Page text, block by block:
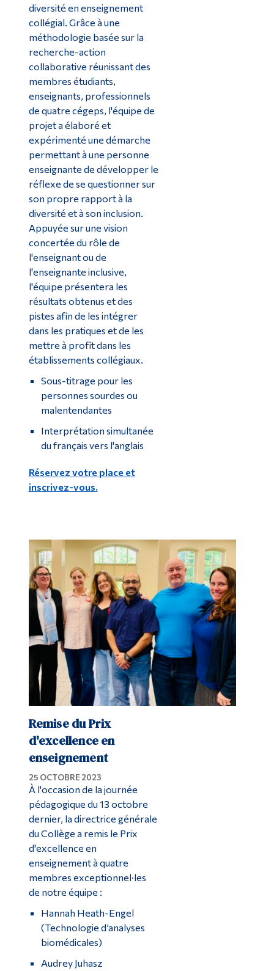
diversité en enseignement
collégial. Grâce à une
méthodologie basée sur la
recherche-action
collaborative réunissant des
membres étudiants,
enseignants, professionnels
de quatre cégeps, l'équipe de
projet a élaboré et
expérimenté une démarche
permettant à une personne
enseignante de développer le
réflexe de se questionner sur
son propre rapport à la
diversité et à son inclusion.
Appuyée sur une vision
concertée du rôle de
l'enseignant ou de
l'enseignante inclusive,
l'équipe présentera les
résultats obtenus et des
pistes afin de les intégrer
dans les pratiques et de les
mettre à profit dans les
établissements collégiaux.
Sous-titrage pour les
personnes sourdes ou
malentendantes
Interprétation simultanée
du français vers l'anglais
Réservez votre place et
inscrivez-vous.
Remise du Prix
d'excellence en
enseignement
25 OCTOBRE 2023
À l'occasion de la journée
pédagogique du 13 octobre
dernier, la directrice générale
du Collège a remis le Prix
d'excellence en
enseignement à quatre
membres exceptionnel·les
de notre équipe :
Hannah Heath-Engel
(Technologie d’analyses
biomédicales)
Audrey Juhasz